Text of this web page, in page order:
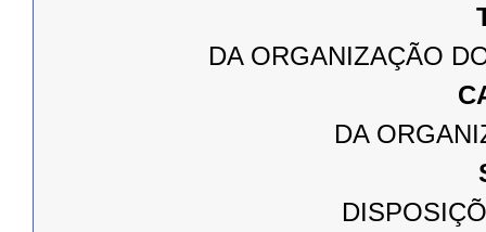
DA ORGANIZAÇÃO
DA